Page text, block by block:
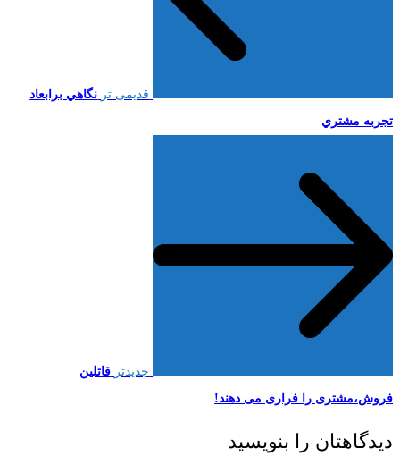
قدیمی تر نگاهي برابعاد
تجربه مشتري
جدیدتر قاتلین
فروش،مشتری را فراری می دهند!
دیدگاهتان را بنویسید